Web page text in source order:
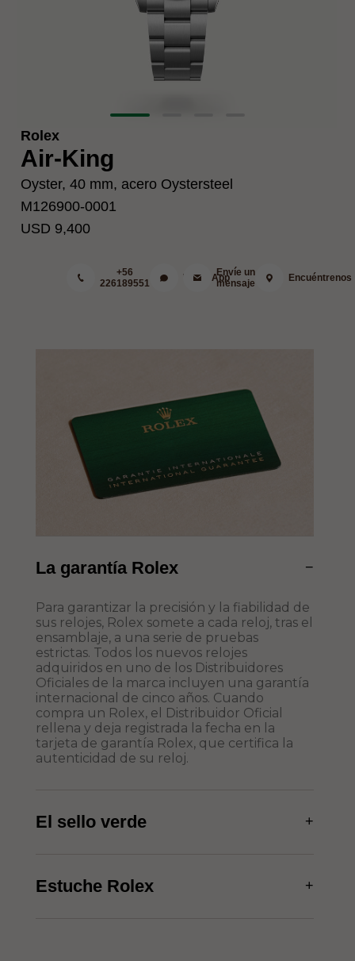
Rolex
Air-King
Oyster, 40 mm, acero Oystersteel
M126900-0001
USD 9,400
+56
226189551
WhatsAppEnvíe un
mensaje
Encuéntrenos
La garantía Rolex −
Para garantizar la precisión y la fiabilidad de
sus relojes, Rolex somete a cada reloj, tras el
ensamblaje, a una serie de pruebas
estrictas. Todos los nuevos relojes
adquiridos en uno de los Distribuidores
Oficiales de la marca incluyen una garantía
internacional de cinco años. Cuando
compra un Rolex, el Distribuidor Oficial
rellena y deja registrada la fecha en la
tarjeta de garantía Rolex, que certifica la
autenticidad de su reloj.
El sello verde +
Estuche Rolex +